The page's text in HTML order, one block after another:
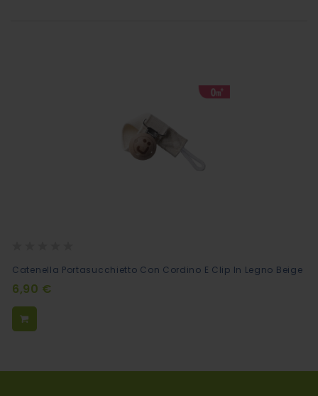
Catenella Portasucchietto Con Cordino E Clip In Legno Beige
6,90 €
Aggiungi
al